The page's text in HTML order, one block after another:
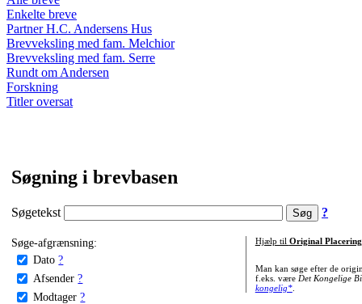
Enkelte breve
Partner H.C. Andersens Hus
Brevveksling med fam. Melchior
Brevveksling med fam. Serre
Rundt om Andersen
Forskning
Titler oversat
Søgning i brevbasen
Søgetekst ?
Søge-afgrænsning:
Dato ?
Afsender ?
Modtager ?
Hjælp til Original Placering
Man kan søge efter de
f.eks. være Det Kongelige
kongelig*.